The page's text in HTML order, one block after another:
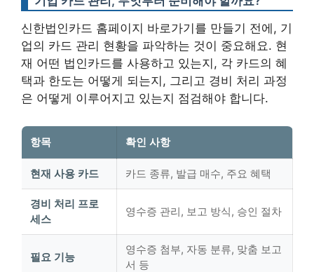
신한법인카드 홈페이지 바로가기를 만들기 전에, 기
업의 카드 관리 현황을 파악하는 것이 중요해요. 현
재 어떤 법인카드를 사용하고 있는지, 각 카드의 혜
택과 한도는 어떻게 되는지, 그리고 경비 처리 과정
은 어떻게 이루어지고 있는지 점검해야 합니다.
항목 확인 사항
현재 사용 카드 카드 종류, 발급 매수, 주요 혜택
경비 처리 프로
세스
영수증 관리, 보고 방식, 승인 절차
필요 기능
영수증 첨부, 자동 분류, 맞춤 보고
서 등